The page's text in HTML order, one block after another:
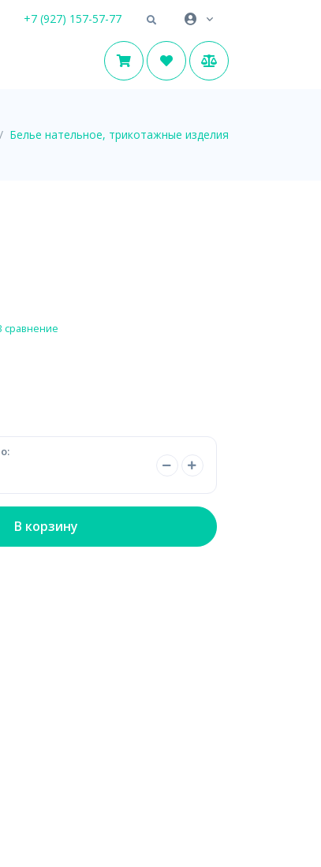
+7 (927) 157-57-77
Белье нательное, трикотажные изделия
сравнение
В корзину